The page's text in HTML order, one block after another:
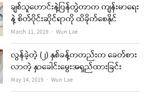
ချစ်သူဟောင်းနဲ့ပြန်တွဲတာက ကျန်းမာရေး
နဲ့ စိတ်ပိုင်းဆိုင်ရာကို ထိခိုက်စေနိုင်
March 11, 2019 Author
Wun Lae
လွန်ခဲ့တဲ့ (၂) နှစ်ခန့်ကတည်းက ခေတ်စား
လာတဲ့ နှာခေါင်းမွေးအရှည်ထားခြင်း
May 14, 2019 Author
Wun Lae